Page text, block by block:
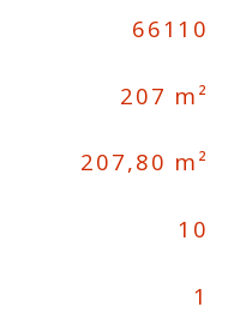
66110
207 m²
207,80 m²
10
1